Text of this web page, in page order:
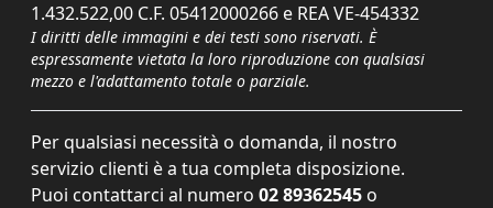
1.432.522,00 C.F. 05412000266 e REA VE-454332
I diritti delle immagini e dei testi sono riservati. È
espressamente vietata la loro riproduzione con qualsiasi
mezzo e l'adattamento totale o parziale.
Per qualsiasi necessità o domanda, il nostro
servizio clienti è a tua completa disposizione.
Puoi contattarci al numero 02 89362545 o